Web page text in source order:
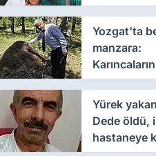
öldü,
bakımda
Yozgat'ta
manzara:
görenleri
Yürek
Dede öldü,
hastaneye